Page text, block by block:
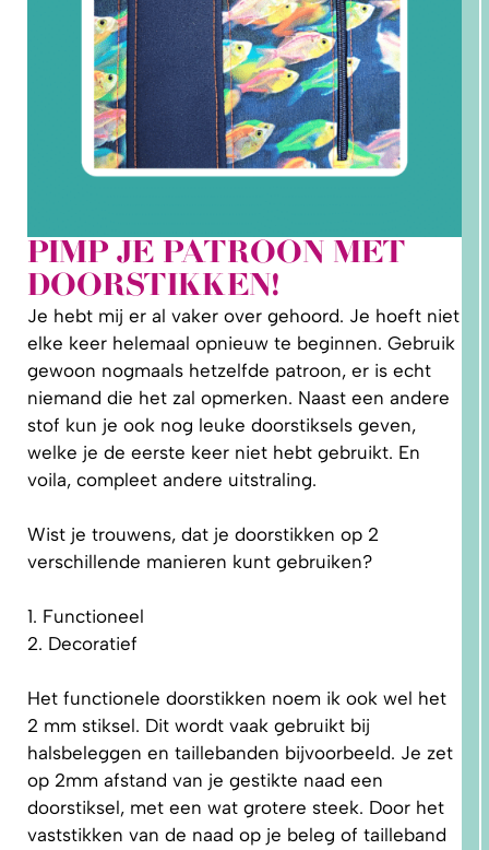
PIMP JE PATROON MET
DOORSTIKKEN!
Je hebt mij er al vaker over gehoord. Je hoeft niet
elke keer helemaal opnieuw te beginnen. Gebruik
gewoon nogmaals hetzelfde patroon, er is echt
niemand die het zal opmerken. Naast een andere
stof kun je ook nog leuke doorstiksels geven,
welke je de eerste keer niet hebt gebruikt. En
voila, compleet andere uitstraling.
Wist je trouwens, dat je doorstikken op 2
verschillende manieren kunt gebruiken?
1. Functioneel
2. Decoratief
Het functionele doorstikken noem ik ook wel het
2 mm stiksel. Dit wordt vaak gebruikt bij
halsbeleggen en taillebanden bijvoorbeeld. Je zet
op 2mm afstand van je gestikte naad een
doorstiksel, met een wat grotere steek. Door het
vaststikken van de naad op je beleg of tailleband
PAST
GOED?
NIET AAN
5.